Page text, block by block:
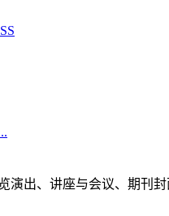
演出、讲座与会议、期刊